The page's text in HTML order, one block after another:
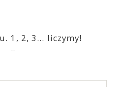
1, 2, 3… liczymy!